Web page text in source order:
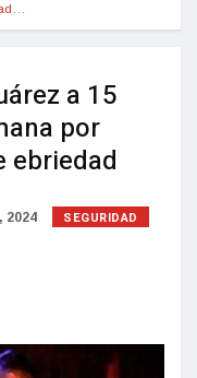
a 15
por
ebriedad
2024 SEGURIDAD